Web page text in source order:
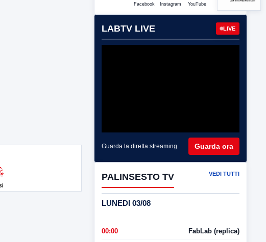
Facebook Instagram YouTube
LABTV LIVE LIVE
Guarda la diretta streaming Guarda ora
PALINSESTO TV VEDI TUTTI
LUNEDI 03/08
00:00 FabLab (replica)